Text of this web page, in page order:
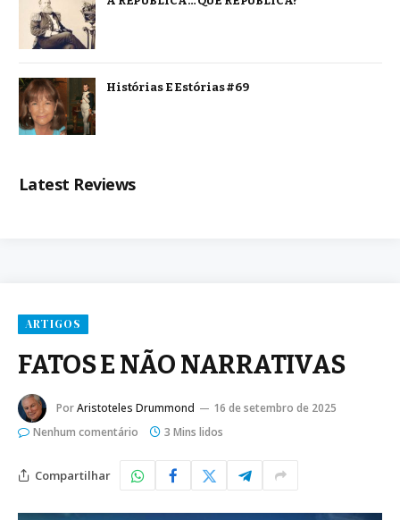
Histórias E Estórias #69
Latest Reviews
ARTIGOS
FATOS E NÃO NARRATIVAS
PorAristoteles Drummond
16 de setembro de 2025
Nenhum comentário
3 Mins lidos
Compartilhar